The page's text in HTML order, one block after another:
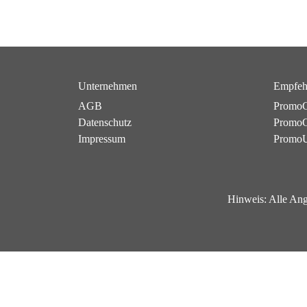
Unternehmen
AGB
Datenschutz
Impressum
Hinweis: Alle